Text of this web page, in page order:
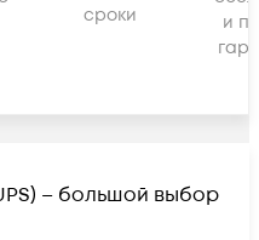
сроки
и
– большой выбор